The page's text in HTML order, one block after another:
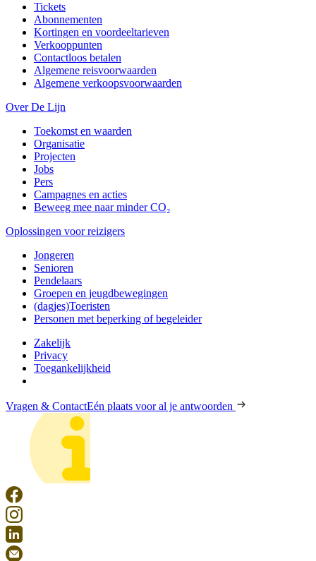
Tickets
Abonnementen
Kortingen en voordeeltarieven
Verkooppunten
Contactloos betalen
Algemene reisvoorwaarden
Algemene verkoopsvoorwaarden
Over De Lijn
Toekomst en waarden
Organisatie
Projecten
Jobs
Pers
Campagnes en acties
Beweeg mee naar minder CO₂
Oplossingen voor reizigers
Jongeren
Senioren
Pendelaars
Groepen en jeugdbewegingen
(dagjes)Toeristen
Personen met beperking of begeleider
Zakelijk
Privacy
Toegankelijkheid
Vragen & ContactEén plaats voor al je antwoorden